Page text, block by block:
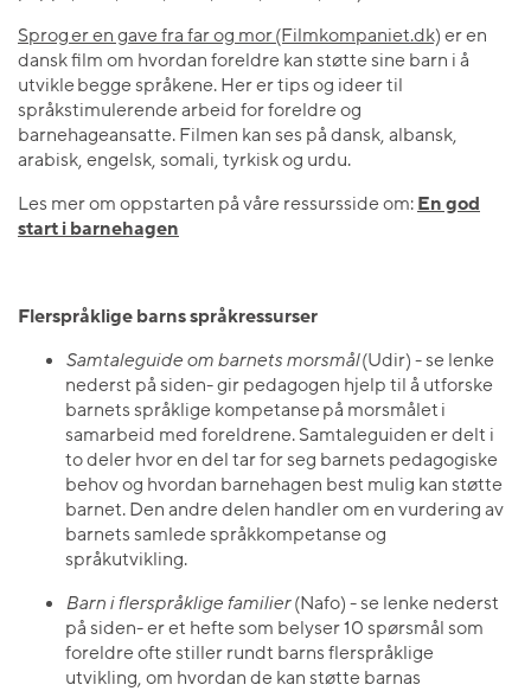
Sprog er en gave fra far og mor (Filmkompaniet.dk) er en
dansk film om hvordan foreldre kan støtte sine barn i å
utvikle begge språkene. Her er tips og ideer til
språkstimulerende arbeid for foreldre og
barnehageansatte. Filmen kan ses på dansk, albansk,
arabisk, engelsk, somali, tyrkisk og urdu.
Les mer om oppstarten på våre ressursside om: En god
start i barnehagen
Flerspråklige barns språkressurser
Samtaleguide om barnets morsmål(Udir) - se lenke
nederst på siden- gir pedagogen hjelp til å utforske
barnets språklige kompetanse på morsmålet i
samarbeid med foreldrene. Samtaleguiden er delt i
to deler hvor en del tar for seg barnets pedagogiske
behov og hvordan barnehagen best mulig kan støtte
barnet. Den andre delen handler om en vurdering av
barnets samlede språkkompetanse og
språkutvikling.
Barn i flerspråklige familier(Nafo) - se lenke nederst
på siden- er et hefte som belyser 10 spørsmål som
foreldre ofte stiller rundt barns flerspråklige
utvikling, om hvordan de kan støtte barnas